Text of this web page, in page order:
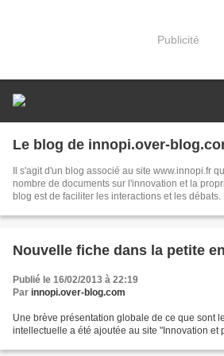
Publicité
Le blog de innopi.over-
Il s'agit d'un blog associé au site www.innopi.fr
nombre de documents sur l'innovation et la
blog est de faciliter les interactions et les débats.
Nouvelle fiche dans la petite
Publié le 16/02/2013 à 22:19
Par innopi.over-blog.com
Une brève présentation globale de ce que sont
intellectuelle a été ajoutée au site "Innovation et